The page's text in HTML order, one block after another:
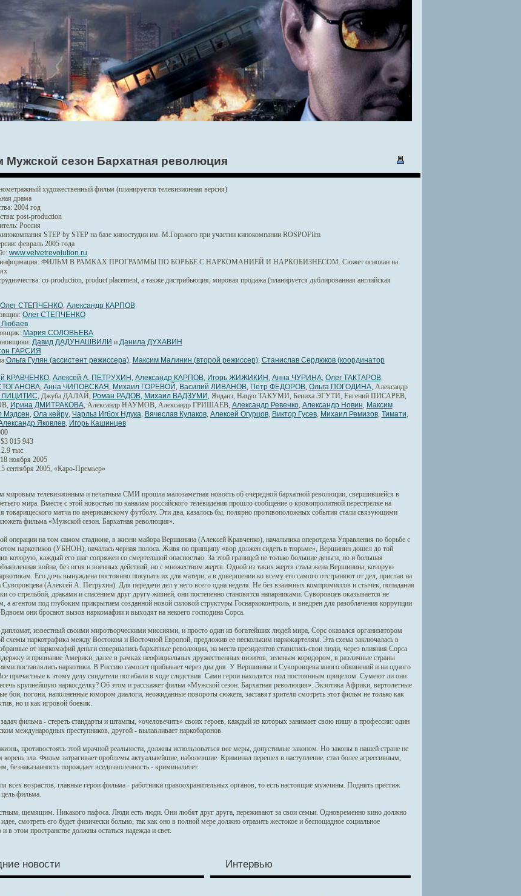
сезон Бархатная революция
художественный фильм (планируется телевизионная версия)
драма
2004 год
post-production
Россия
STEP by STEP на базе киностудии им. М.Горького при участии кинокомпании ROSPOFilm
февраль 2005 года
www.velvetrevolution.ru
ФИЛЬМ В РАМКАХ ПРОГРАММЫ ПО БОРЬБЕ С НАРКОМАНИЕЙ И НАРКОБИЗНЕСОМ. Сюжет основан на
co-production, product placement, а также дистрибьюция, мировая продажа (планируется дублированная английская
Олег СТЕПЧЕНКО, Александр КАРПОВ
Олег СТЕПЧЕНКО
Любаев
Мария СОЛОВЬЕВА
Давид ДАДУНАШВИЛИ и Данила ДУХАВИН
ГАРСИЯ
Ольга Гулян (ассистент режиссера), Максим Малинин (второй режиссер), Станислав Сердюков (координатор
КРАВЧЕНКО, Алексей А. ПЕТРУХИН, Александр КАРПОВ, Игорь ЖИЖИКИН, Анна ЧУРИНА, Олег ТАКТАРОВ,
, Анна ЧИПОВСКАЯ, Михаил ГОРЕВОЙ, Василий ЛИВАНОВ, Петр ФЕДОРОВ, Ольга ПОГОДИНА, Александр
ЛИЦИТИС, Джуба ДАЛАЙ, Роман РАДОВ, Михаил ВАДЗУМИ, Янданэ, Нацуо ТАКУМИ, Бениха ЭГУТИ, Евгений ПИСАРЕВ,
Ирина ДМИТРАКОВА, Александр НАУМОВ, Александр ГРИШАЕВ, Александр Ревенко, Александр Новин, Максим
Мэдсен, Ола кейру, Чарльз Игбох Ндука, Вячеслав Кулаков, Алексей Огурцов, Виктор Гусев, Михаил Ремизов, Тимати,
Яковлев, Игорь Кашинцев
015 943
тыс.
ноября 2005
сентября 2005, «Каро-Премьер»
мировым телевизионным и печатным СМИ прошла малозаметная новость об очередной бархатной революции, свершившейся в
мира. Вместе с этой новостью по каналам российского телевидения прошло сообщение о кровопролитной перестрелке на
товарищеского матча по американскому футболу. Эти два, казалось бы, полярно противоположных события стали связующими
фильма «Мужской сезон. Бархатная революция».
операции на том самом стадионе, в жизни майора Вершинина (Алексей Кравченко), начальника оперотдела Управления по борьбе с
наркотиков (УБНОН), началась черная полоса. Живя по принципу «вор должен сидеть в тюрьме», Вершинин дошел до той
которую, каждый его шаг сопряжен со смертельной опасностью. За этой границей не только большие деньги, но и большая
война, без огня и военных действий, но с множеством жертв. Одной из таких жертв стала жена Вершинина, которую
Его дочь вынуждена постоянно покупать их для матери, а в довершении ко всему его самого отстраняют от дел, прислав на
Суворовцева (Алексей А. Петрухин). Для передачи дел у него всего одна неделя. Не без взаимных компромиссов и стычек, попадания
со стрельбой, драками и спасением друг другу жизней, они постепенно становятся напарниками. Суворовцев оказывается не
а агентом под глубоким прикрытием созданной новой силовой структуры Госнаркоконтроль, и внедрен для разоблачения коррупции
они бросают вызов наркомафии и выходят на некоего господина Сорса.
известный своими миротворческими миссиями, и просто один из богатейших людей мира, Сорс оказался организатором
схемы наркотрафика между Востоком и Восточной Европой, предложив ее нескольким наркокартелям. Эта схема заключалась в
от наркомафий деньги совершались бархатные революции, на места президентов ставились свои люди, через влияния Сорса
и признание Америки, далее в рамках неофициальных дружественных визитов, зеленым коридором, в различные страны
поставлялись наркотики. В Россию самолет прибывает через два дня. У Вершинина и Суворовцева много обвинений и ни одного
причастные к этому делу свидетели погибали в ходе следствия. Сами герои находятся под постоянным прицелом. Сумеют ли они
крупнейшую наркосделку? Об этом и расскажет фильм «Мужской сезон. Бархатная революция». Экзотика Африки, вертолетные
бои, погони, наполненные юмором диалоги, неожиданные повороты сюжета, заставят зрителя смотреть этот фильм не только как
но и как игровой боевик.
фильма - стереть стандарты и штампы, «очеловечить» своих героев, каждый из которых занимает свою нишу в профессии: один
международных преступников, другой - вылавливает наркобаронов.
противостоять этой мрачной реальности, должны использоваться все меры, допустимые законом. Но законы в нашей стране не
корень зла. Фильм затрагивает проблемы актуальнейшие, наболевшие. Криминал перешел в наступление, стал более агрессивным,
безнаказанность порождает вседозволенность - криминалитет.
всех возрастов, главные герои фильма - работники правоохранительных органов, то есть настоящие мужчины. Поднять престиж
фильма.
щемящим. Никакого пафоса. Люди есть люди. Они любят друг друга, переживают за свои семьи. Одновременно кино должно
смотреть его будет физически больно, так как оно в полной мере должно отразить жестокое и беспощадное социальное
в этом пространстве должны остаться надежда и свет.
новости Интервью